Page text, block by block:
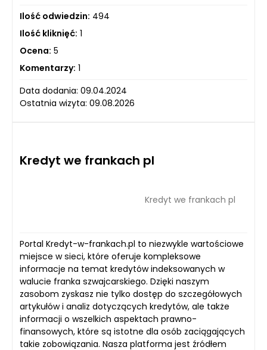
Ilość odwiedzin: 494
Ilość kliknięć: 1
Ocena: 5
Komentarzy: 1
Data dodania: 09.04.2024
Ostatnia wizyta: 09.08.2026
Kredyt we frankach pl
Kredyt we frankach pl
Portal Kredyt-w-frankach.pl to niezwykle wartościowe
miejsce w sieci, które oferuje kompleksowe
informacje na temat kredytów indeksowanych w
walucie franka szwajcarskiego. Dzięki naszym
zasobom zyskasz nie tylko dostęp do szczegółowych
artykułów i analiz dotyczących kredytów, ale także
informacji o wszelkich aspektach prawno-
finansowych, które są istotne dla osób zaciągających
takie zobowiązania. Nasza platforma jest źródłem